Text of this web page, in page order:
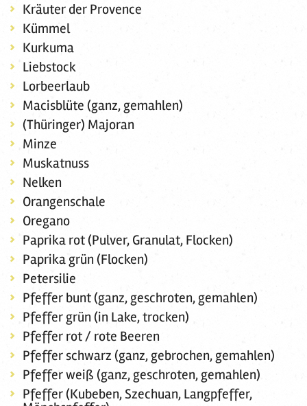
Kräuter der Provence
Kümmel
Kurkuma
Liebstock
Lorbeerlaub
Macisblüte (ganz, gemahlen)
(Thüringer) Majoran
Minze
Muskatnuss
Nelken
Orangenschale
Oregano
Paprika rot (Pulver, Granulat, Flocken)
Paprika grün (Flocken)
Petersilie
Pfeffer bunt (ganz, geschroten, gemahlen)
Pfeffer grün (in Lake, trocken)
Pfeffer rot / rote Beeren
Pfeffer schwarz (ganz, gebrochen, gemahlen)
Pfeffer weiß (ganz, geschroten, gemahlen)
Pfeffer (Kubeben, Szechuan, Langpfeffer,